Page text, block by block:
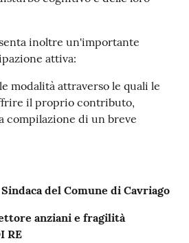
inoltre un'importante
attiva:
modalità attraverso le quali le
il proprio contributo,
compilazione di un breve
del Comune di Cavriago
anziani e fragilità
RE